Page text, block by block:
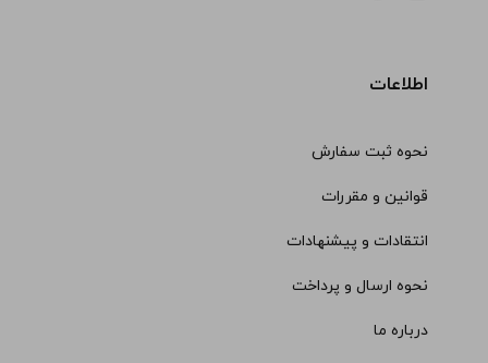
اطلاعات
نحوه ثبت سفارش
قوانین و مقررات
انتقادات و پیشنهادات
نحوه ارسال و پرداخت
درباره ما